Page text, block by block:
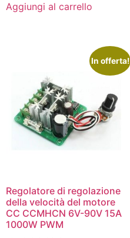
Aggiungi al carrello
In offerta!
Regolatore di regolazione
della velocità del motore
CC CCMHCN 6V-90V 15A
1000W PWM